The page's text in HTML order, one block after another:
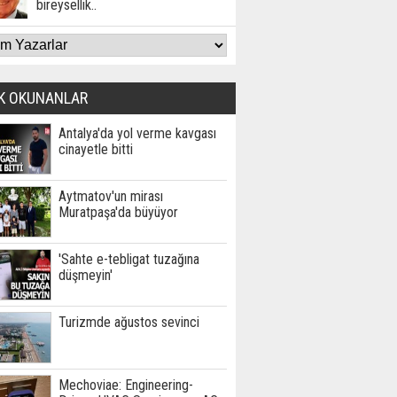
bireysellik..
OKUNANLAR
Antalya'da yol verme kavgası
cinayetle bitti
Aytmatov'un mirası
Muratpaşa'da büyüyor
'Sahte e-tebligat tuzağına
düşmeyin'
Turizmde ağustos sevinci
Mechoviae: Engineering-